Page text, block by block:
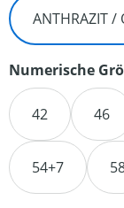
ANTHRAZIT /
Numerische
42 46
54+7